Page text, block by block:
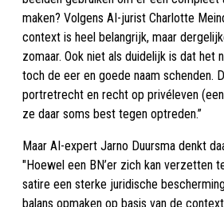
maken? Volgens AI-jurist Charlotte
context is heel belangrijk, maar
zomaar. Ook niet als duidelijk is dat het
toch de eer en goede naam schenden.
portretrecht en recht op privéleven
ze daar soms best tegen optreden.”
Maar AI-expert Jarno Duursma denkt
"Hoewel een BN’er zich kan verzetten
satire een sterke juridische
balans opmaken op basis van de